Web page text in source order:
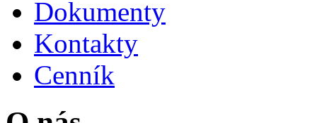
Dokumenty
Kontakty
Cenník